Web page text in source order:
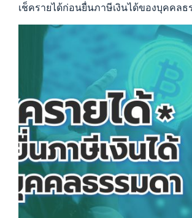
เช็ครายได้ก่อนยื่นภาษีเงินได้ของบุคคลธ